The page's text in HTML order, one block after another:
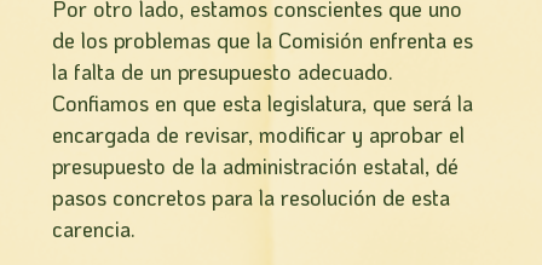
Por otro lado, estamos conscientes que uno
de los problemas que la Comisión enfrenta es
la falta de un presupuesto adecuado.
Confiamos en que esta legislatura, que será la
encargada de revisar, modificar y aprobar el
presupuesto de la administración estatal, dé
pasos concretos para la resolución de esta
carencia.